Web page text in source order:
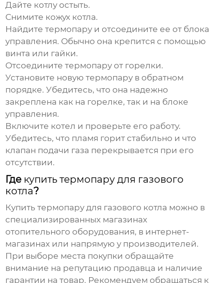
Дайте котлу остыть.
Снимите кожух котла.
Найдитетермопару и отсоедините ее от блока
управления. Обычно она крепится с помощью
винта или гайки.
Отсоединитетермопару от горелки.
Установите новуютермопару в обратном
порядке. Убедитесь, что она надежно
закреплена как на горелке, так и на блоке
управления.
Включите котел и проверьте его работу.
Убедитесь, что пламя горит стабильно и что
клапан подачи газа перекрывается при его
отсутствии.
Где купить термопару для газового
котла?
Купить термопару для газового котла можно в
специализированных магазинах
отопительного оборудования, в интернет-
магазинах или напрямую у производителей.
При выборе места покупки обращайте
внимание на репутацию продавца и наличие
гарантии на товар. Рекомендуем обращаться к